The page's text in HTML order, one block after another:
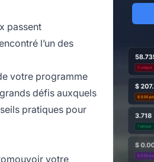
passent
l’un des
votre programme
défis auxquels
pratiques pour
votre